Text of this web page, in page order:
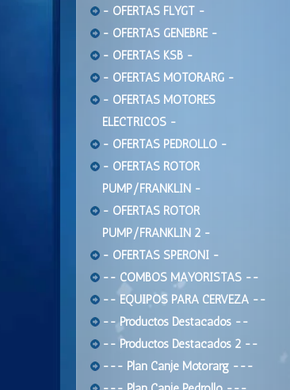
- OFERTAS FLYGT -
- OFERTAS GENEBRE -
- OFERTAS KSB -
- OFERTAS MOTORARG -
- OFERTAS MOTORES
ELECTRICOS -
- OFERTAS PEDROLLO -
- OFERTAS ROTOR
PUMP/FRANKLIN -
- OFERTAS ROTOR
PUMP/FRANKLIN 2 -
- OFERTAS SPERONI -
-- COMBOS MAYORISTAS --
-- EQUIPOS PARA CERVEZA --
-- Productos Destacados --
-- Productos Destacados 2 --
--- Plan Canje Motorarg ---